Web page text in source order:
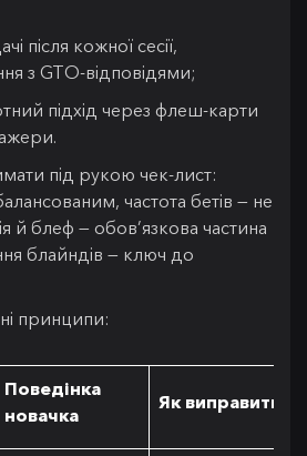
після кожної сесії,
з GTO-відповідями;
підхід через флеш-карти
під рукою чек-лист:
частота бетів — не
й блеф — обов’язкова частина
блайндів — ключ до
принципи:
Поведінка
новачка
Як виправити?